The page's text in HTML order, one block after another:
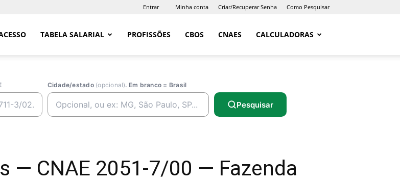
Entrar Minha conta Criar/Recuperar Senha Como Pesquisar
TABELA SALARIAL PROFISSÕES CBOS CNAES CALCULADORAS
Cidade/estado (opcional). Em branco = Brasil
Pesquisar
— CNAE 2051-7/00 — Fazenda